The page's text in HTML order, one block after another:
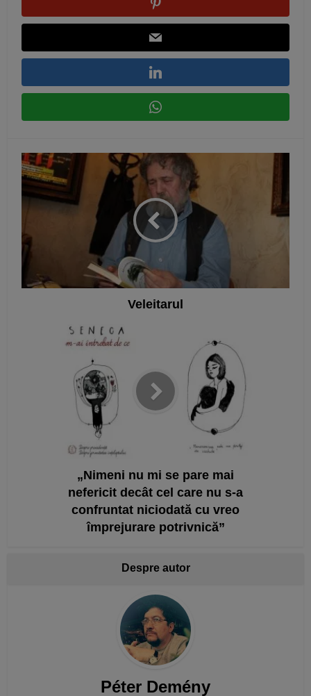
Veleitarul
„Nimeni nu mi se pare mai
nefericit decât cel care nu s-a
confruntat niciodată cu vreo
împrejurare potrivnică”
Despre autor
Péter Demény